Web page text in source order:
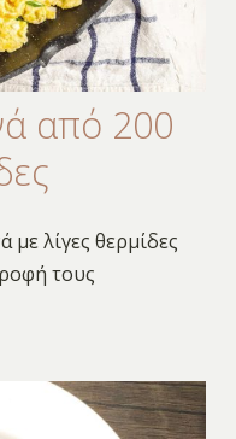
από 200
με λίγες θερμίδες
τους